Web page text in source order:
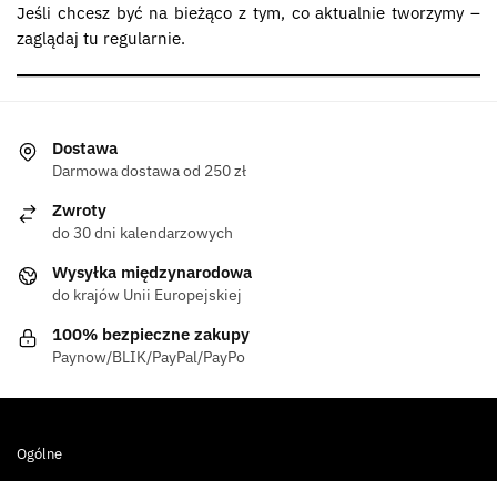
Jeśli chcesz być na bieżąco z tym, co aktualnie tworzymy –
zaglądaj tu regularnie.
Dostawa
Darmowa dostawa od 250 zł
Zwroty
do 30 dni kalendarzowych
Wysyłka międzynarodowa
do krajów Unii Europejskiej
100% bezpieczne zakupy
Paynow/BLIK/PayPal/PayPo
Ogólne